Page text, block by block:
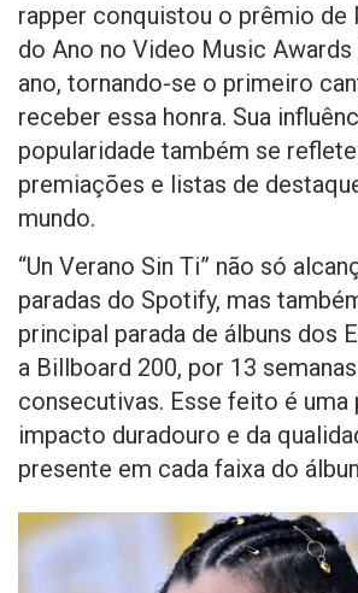
rapper conquistou o prêmio de
do Ano no Video Music Awards
ano, tornando-se o primeiro
receber essa honra. Sua
popularidade também se
premiações e listas de
mundo.
“Un Verano Sin Ti” não só
paradas do Spotify, mas
principal parada de álbuns dos
a Billboard 200, por 13
consecutivas. Esse feito é uma
impacto duradouro e da
presente em cada faixa do